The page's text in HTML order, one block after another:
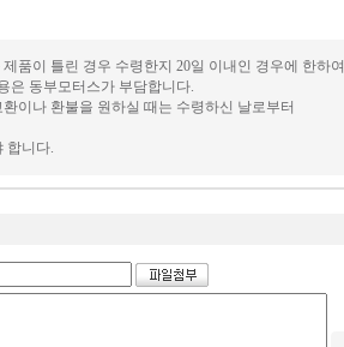
품이 틀린 경우 수령한지 20일 이내인 경우에 한하여
은 동부모터스가 부담합니다.
이나 환불을 원하실 때는 수령하신 날로부터
합니다.